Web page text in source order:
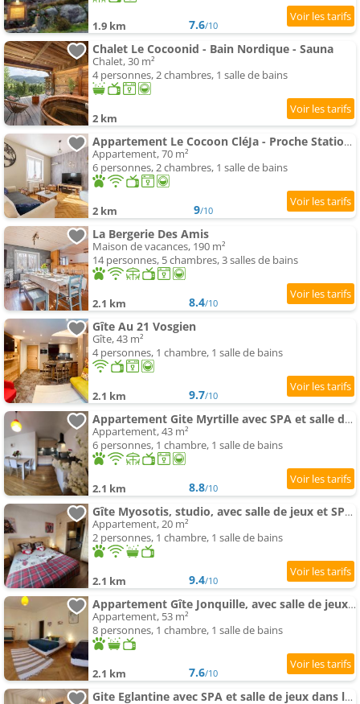
1.9 km 7.6/10
Chalet Le Cocoonid - Bain Nordique - Sauna
Chalet, 30 m²
4 personnes, 2 chambres, 1 salle de bains
2 km
Appartement Le Cocoon CléJa - Proche Station La Bresse
Appartement, 70 m²
6 personnes, 2 chambres, 1 salle de bains
2 km 9/10
La Bergerie Des Amis
Maison de vacances, 190 m²
14 personnes, 5 chambres, 3 salles de bains
2.1 km 8.4/10
Gîte Au 21 Vosgien
Gîte, 43 m²
4 personnes, 1 chambre, 1 salle de bains
2.1 km 9.7/10
Appartement Gite Myrtille avec SPA et salle de jeux dans la Residence
Appartement, 43 m²
6 personnes, 1 chambre, 1 salle de bains
2.1 km 8.8/10
Gîte Myosotis, studio, avec salle de jeux et SPA dans la résidence
Appartement, 20 m²
2 personnes, 1 chambre, 1 salle de bains
2.1 km 9.4/10
Appartement Gîte Jonquille, avec salle de jeux et SPA dans la résidence
Appartement, 53 m²
8 personnes, 1 chambre, 1 salle de bains
2.1 km 7.6/10
Gite Eglantine avec SPA et salle de jeux dans la résidence